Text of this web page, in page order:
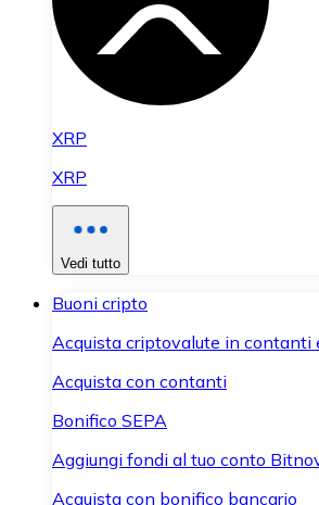
XRP
XRP
Vedi tutto
Buoni cripto
Acquista criptovalute in contanti
Acquista con contanti
Bonifico SEPA
Aggiungi fondi al tuo conto
Acquista con bonifico bancario